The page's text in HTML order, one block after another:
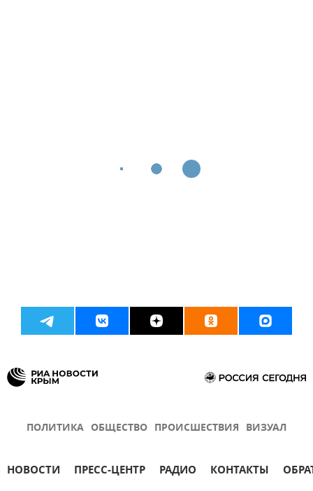
ПОЛИТИКА ОБЩЕСТВО ПРОИСШЕСТВИЯ ВИЗУАЛ
НОВОСТИ ПРЕСС-ЦЕНТР РАДИО КОНТАКТЫ